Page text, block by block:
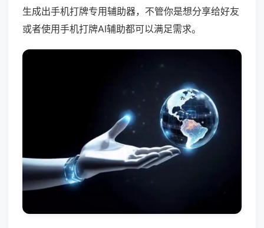
生成出手机打牌专用辅助器，不管你是想分享给好友
或者使用手机打牌AI辅助都可以满足需求。